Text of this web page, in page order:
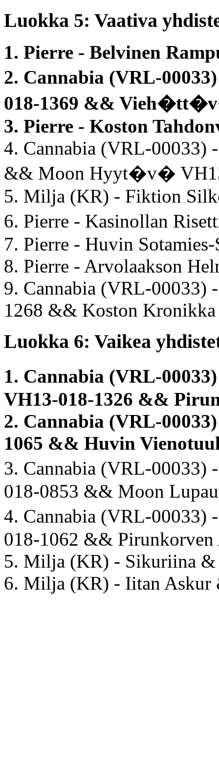
Luokka 5: Vaativa
1. Pierre - Belvinen
2. Cannabia (VRL-
018-1369 &&
3. Pierre - Koston
4. Cannabia (VRL-00033)
&& Moon Hyyt�v�
5. Milja (KR) - Fiktion
6. Pierre - Kasinollan
7. Pierre - Huvin
8. Pierre - Arvolaakson
9. Cannabia (VRL-00033)
1268 && Koston
Luokka 6: Vaikea
1. Cannabia (VRL-
VH13-018-1326 &&
2. Cannabia (VRL-
1065 && Huvin
3. Cannabia (VRL-
018-0853 && Moon
4. Cannabia (VRL-
018-1062 &&
5. Milja (KR) - Sikuriina &
6. Milja (KR) - Iitan Askur